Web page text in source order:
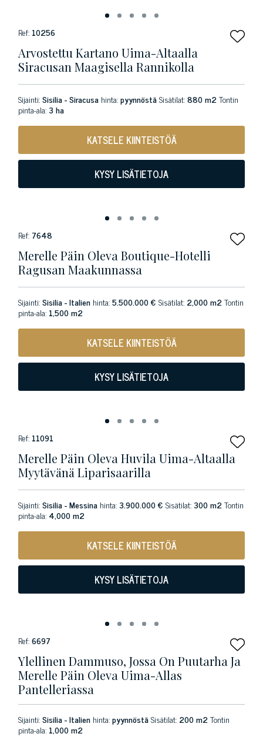
Ref: 10256
Arvostettu Kartano Uima-Altaalla
Siracusan Maagisella Rannikolla
Sijainti:Sisilia - Siracusa hinta:pyynnöstäSisätilat:880 m2Tontin
pinta-ala:3 ha
KATSELE KIINTEISTÖÄ
KYSY LISÄTIETOJA
Ref: 7648
Merelle Päin Oleva Boutique-Hotelli
Ragusan Maakunnassa
Sijainti:Sisilia - Italien hinta:5.500.000 € Sisätilat: 2,000 m2Tontin
pinta-ala: 1,500 m2
KATSELE KIINTEISTÖÄ
KYSY LISÄTIETOJA
Ref: 11091
Merelle Päin Oleva Huvila Uima-Altaalla
Myytävänä Liparisaarilla
Sijainti:Sisilia - Messina hinta:3.900.000 € Sisätilat:300 m2Tontin
pinta-ala: 4,000 m2
KATSELE KIINTEISTÖÄ
KYSY LISÄTIETOJA
Ref:6697
Ylellinen Dammuso, Jossa On Puutarha Ja
Merelle Päin Oleva Uima-Allas
Pantelleriassa
Sijainti:Sisilia - Italien hinta:pyynnöstäSisätilat: 200 m2Tontin
pinta-ala: 1,000 m2